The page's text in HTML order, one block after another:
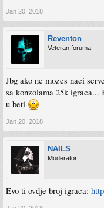
Jan 20, 2018
Reventon
Veteran foruma
Jbg ako ne mozes naci
sa konzolama 25k
u beti
Jan 20, 2018
NAILS
Moderator
Evo ti ovdje broj igraca: